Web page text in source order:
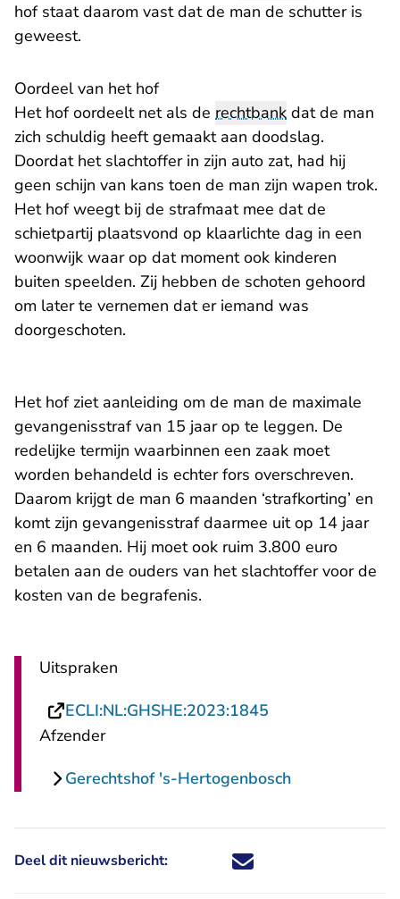
hof staat daarom vast dat de man de schutter is
geweest.
Oordeel van het hof
Het hof oordeelt net als de rechtbank dat de man
zich schuldig heeft gemaakt aan doodslag.
Doordat het slachtoffer in zijn auto zat, had hij
geen schijn van kans toen de man zijn wapen trok.
Het hof weegt bij de strafmaat mee dat de
schietpartij plaatsvond op klaarlichte dag in een
woonwijk waar op dat moment ook kinderen
buiten speelden. Zij hebben de schoten gehoord
om later te vernemen dat er iemand was
doorgeschoten.
Het hof ziet aanleiding om de man de maximale
gevangenisstraf van 15 jaar op te leggen. De
redelijke termijn waarbinnen een zaak moet
worden behandeld is echter fors overschreven.
Daarom krijgt de man 6 maanden ‘strafkorting’ en
komt zijn gevangenisstraf daarmee uit op 14 jaar
en 6 maanden. Hij moet ook ruim 3.800 euro
betalen aan de ouders van het slachtoffer voor de
kosten van de begrafenis.
Uitspraken
ECLI:NL:GHSHE:2023:1845
Afzender
Gerechtshof 's-Hertogenbosch
Deel dit nieuwsbericht: Deel dit nieuwsbericht via X -
Deel dit nieuwsbericht via
Deel dit nieuwsbericht
Deel dit